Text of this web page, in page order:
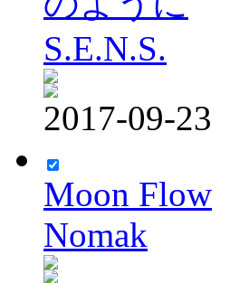
S.E.N.S.
2017-09-23
Moon Flow
Nomak